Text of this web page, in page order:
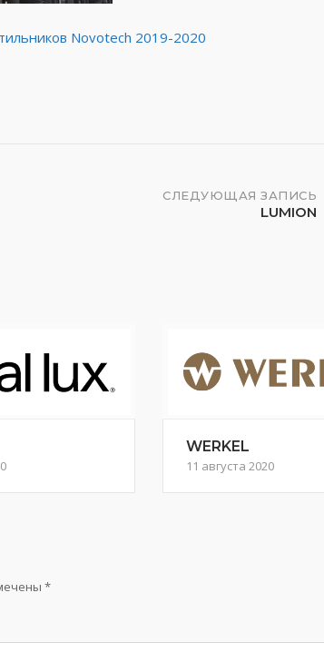
Novotech 2019-2020
СЛЕДУЮЩАЯ ЗАПИСЬ
LUMION
WERKEL
11 августа 2020
*